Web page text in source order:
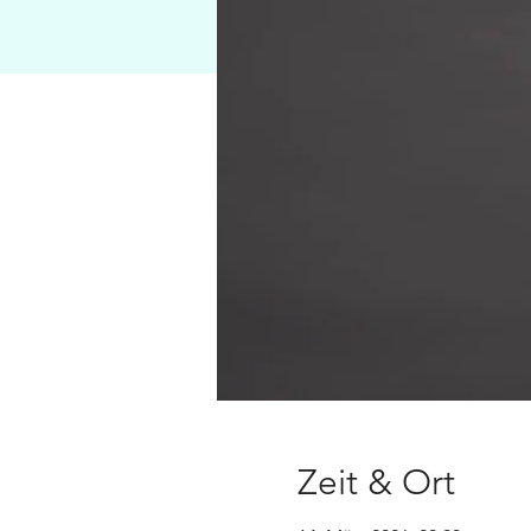
Zeit & Ort